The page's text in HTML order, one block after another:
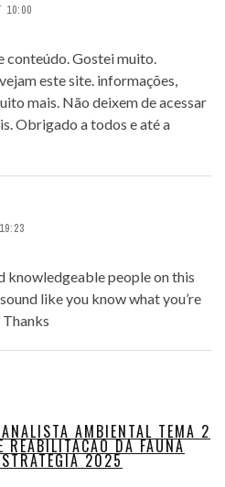
10:00
conteúdo. Gostei muito.
este site. informações,
mais. Não deixem de acessar
Obrigado a todos e até a
knowledgeable people on this
like you know what you’re
AMBIENTAL TEMA 2
REABILITACAO DA FAUNA
2025